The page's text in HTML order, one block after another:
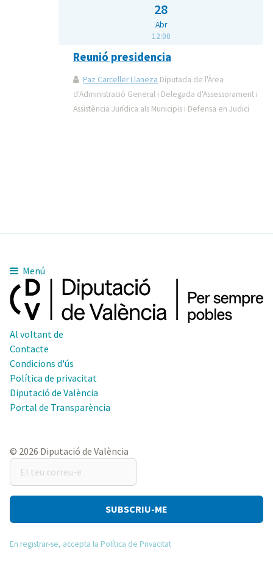
28
Abr
12:00
Reunió presidencia
Paz Carceller Llaneza Diputada de l'Àrea
d'Administració General i Delegada d'Assessorament i
Assistència Jurídica als Municipis i Defensa en Judici
Menú
Al voltant de
Contacte
Condicions d'ús
Política de privacitat
Diputació de València
Portal de Transparència
© 2026 Diputació de València
El
teu
correu-
En registrar-se, accepta la Política de Privacitat